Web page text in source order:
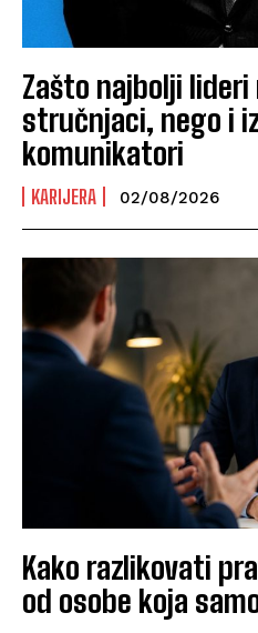
Zašto najbolji
stručnjaci, nego i
komunikatori
KARIJERA 02/08/2026
Kako razlikovati
od osobe koja